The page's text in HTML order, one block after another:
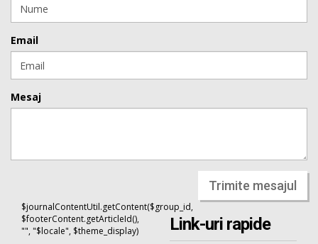
Email
Mesaj
Trimite mesajul
$journalContentUtil.getContent($group_id,
$footerContent.getArticleId(),
"", "$locale", $theme_display)
Link-uri rapide